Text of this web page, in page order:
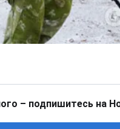
– подпишитесь на